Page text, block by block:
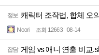
정보 캐릭터 조작법, 합체 오
Noori 조회 12663 08-14
잡담 게임 vs 애니 연출 비교